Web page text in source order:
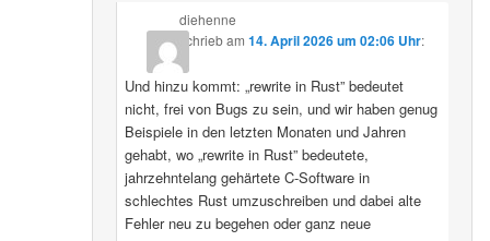
diehenne
schriebam 14. April 2026 um 02:06 Uhr:
Und hinzu kommt: „rewrite in Rust” bedeutet
nicht, frei von Bugs zu sein, und wir haben genug
Beispiele in den letzten Monaten und Jahren
gehabt, wo „rewrite in Rust” bedeutete,
jahrzehntelang gehärtete C-Software in
schlechtes Rust umzuschreiben und dabei alte
Fehler neu zu begehen oder ganz neue